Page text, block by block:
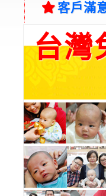
客戶滿
台灣